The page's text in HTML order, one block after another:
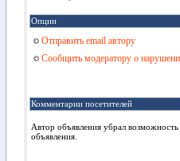
Опции
Отправить email автору
Сообщить модератору о
Комментарии посетителей
Автор объявления убрал
объявления.